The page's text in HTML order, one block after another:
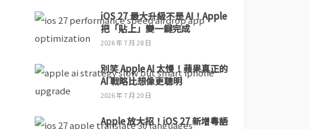
iOS 27 最大升級不是 AI！Apple
把「貼上」變一鍵完成
2026 年 7 月 28 日
別笑 Apple AI 太慢！蘋果真正的
AI 戰略比想像更聰明
2026 年 7 月 20 日
Apple 放大招！iOS 27 新增粵語